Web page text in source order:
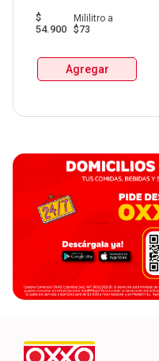
De Manzanares
$
54.900
Mililitroa
$73
Agregar